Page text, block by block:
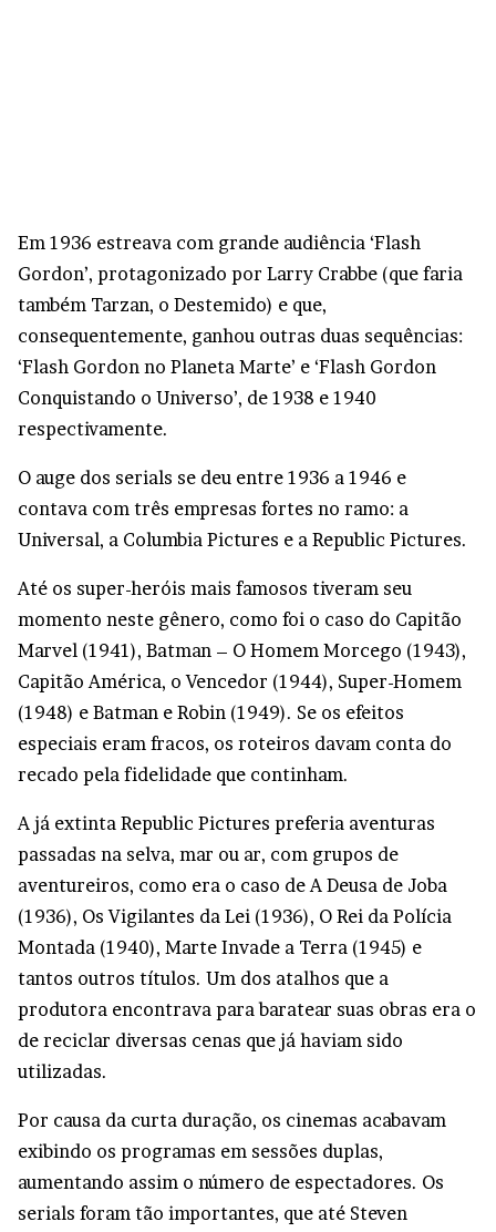
Em 1936 estreava com grande audiência ‘Flash
Gordon’, protagonizado por Larry Crabbe (que faria
também Tarzan, o Destemido) e que,
consequentemente, ganhou outras duas sequências:
‘Flash Gordon no Planeta Marte’ e ‘Flash Gordon
Conquistando o Universo’, de 1938 e 1940
respectivamente.
O auge dos serials se deu entre 1936 a 1946 e
contava com três empresas fortes no ramo: a
Universal, a Columbia Pictures e a Republic Pictures.
Até os super-heróis mais famosos tiveram seu
momento neste gênero, como foi o caso do Capitão
Marvel (1941), Batman – O Homem Morcego (1943),
Capitão América, o Vencedor (1944), Super-Homem
(1948) e Batman e Robin (1949). Se os efeitos
especiais eram fracos, os roteiros davam conta do
recado pela fidelidade que continham.
A já extinta Republic Pictures preferia aventuras
passadas na selva, mar ou ar, com grupos de
aventureiros, como era o caso de A Deusa de Joba
(1936), Os Vigilantes da Lei (1936), O Rei da Polícia
Montada (1940), Marte Invade a Terra (1945) e
tantos outros títulos. Um dos atalhos que a
produtora encontrava para baratear suas obras era o
de reciclar diversas cenas que já haviam sido
utilizadas.
Por causa da curta duração, os cinemas acabavam
exibindo os programas em sessões duplas,
aumentando assim o número de espectadores. Os
serials foram tão importantes, que até Steven